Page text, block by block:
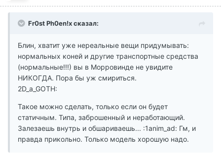
Fr0st Ph0en!x сказал:
Блин, хватит уже нереальные вещи придумывать:
нормальных коней и другие транспортные средства
(нормальные!!!) вы в Морровинде не увидите
НИКОГДА. Пора бы уж смириться.
2D_a_GOTH:
Такое можно сделать, только если он будет
статичным. Типа, заброшенный и неработающий.
Залезаешь внутрь и обшариваешь... :1anim_ad: Гм, и
правда прикольно. Только модель хорошую надо.